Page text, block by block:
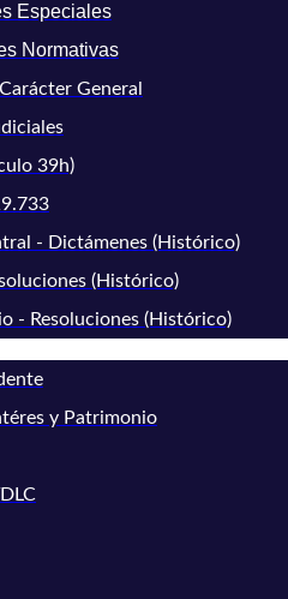
Especiales
Normativas
General
39h)
- Dictámenes (Histórico)
(Histórico)
- Resoluciones (Histórico)
y Patrimonio